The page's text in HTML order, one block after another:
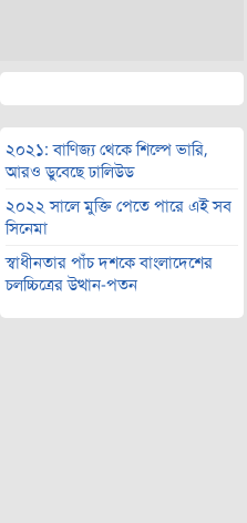
২০২১: বাণিজ্য থেকে শিল্পে ভারি,
আরও ডুবেছে ঢালিউড
২০২২ সালে মুক্তি পেতে পারে এই সব
সিনেমা
স্বাধীনতার পাঁচ দশকে বাংলাদেশের
চলচ্চিত্রের উত্থান-পতন